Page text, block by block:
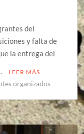
del
y falta de
la entrega del
LEER MÁS
organizados